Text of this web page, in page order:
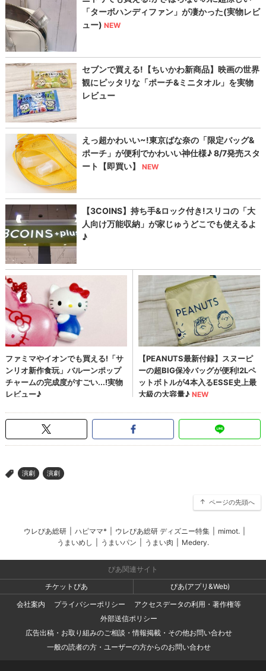
> 演劇 演劇
ページの先頭へ
ウレぴあ総研 ハピママ* ウレぴあ総研 ディズニー特集 mimot.
うまいめし
うまいパン うまい肉 Medery.
ぴあ関連サイト
チケットぴあ
ぴあ(アプリ&Web)
会社案内
プライバシーポリシー
アクセスデータの利用・著作権等
外部送信ポリシー
広告出稿・お取り組みのご相談・情報掲載・その他お問い合わせ
一般の読者の方・ユーザーの方からのお問い合わせ